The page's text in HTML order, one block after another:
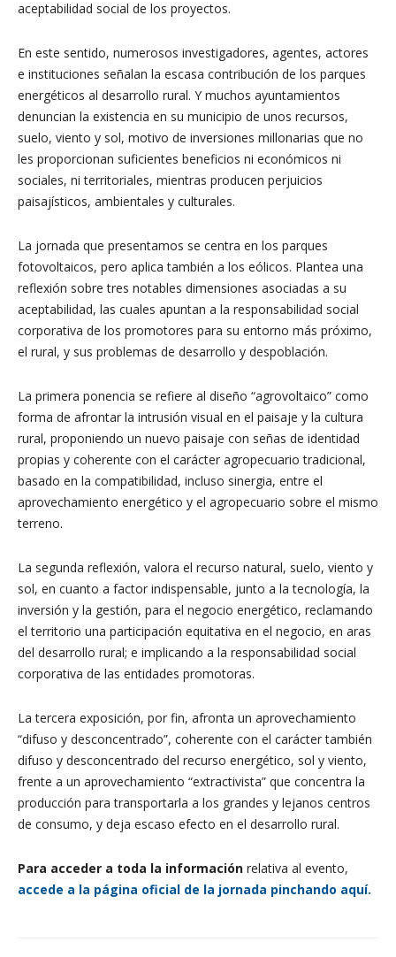
aceptabilidad social de los proyectos.
En este sentido, numerosos investigadores, agentes, actores
e instituciones señalan la escasa contribución de los parques
energéticos al desarrollo rural. Y muchos ayuntamientos
denuncian la existencia en su municipio de unos recursos,
suelo, viento y sol, motivo de inversiones millonarias que no
les proporcionan suficientes beneficios ni económicos ni
sociales, ni territoriales, mientras producen perjuicios
paisajísticos, ambientales y culturales.
La jornada que presentamos se centra en los parques
fotovoltaicos, pero aplica también a los eólicos. Plantea una
reflexión sobre tres notables dimensiones asociadas a su
aceptabilidad, las cuales apuntan a la responsabilidad social
corporativa de los promotores para su entorno más próximo,
el rural, y sus problemas de desarrollo y despoblación.
La primera ponencia se refiere al diseño “agrovoltaico” como
forma de afrontar la intrusión visual en el paisaje y la cultura
rural, proponiendo un nuevo paisaje con señas de identidad
propias y coherente con el carácter agropecuario tradicional,
basado en la compatibilidad, incluso sinergia, entre el
aprovechamiento energético y el agropecuario sobre el mismo
terreno.
La segunda reflexión, valora el recurso natural, suelo, viento y
sol, en cuanto a factor indispensable, junto a la tecnología, la
inversión y la gestión, para el negocio energético, reclamando
el territorio una participación equitativa en el negocio, en aras
del desarrollo rural; e implicando a la responsabilidad social
corporativa de las entidades promotoras.
La tercera exposición, por fin, afronta un aprovechamiento
“difuso y desconcentrado”, coherente con el carácter también
difuso y desconcentrado del recurso energético, sol y viento,
frente a un aprovechamiento “extractivista” que concentra la
producción para transportarla a los grandes y lejanos centros
de consumo, y deja escaso efecto en el desarrollo rural.
Para acceder a toda la información relativa al evento,
accede a la página oficial de la jornada pinchando aquí.